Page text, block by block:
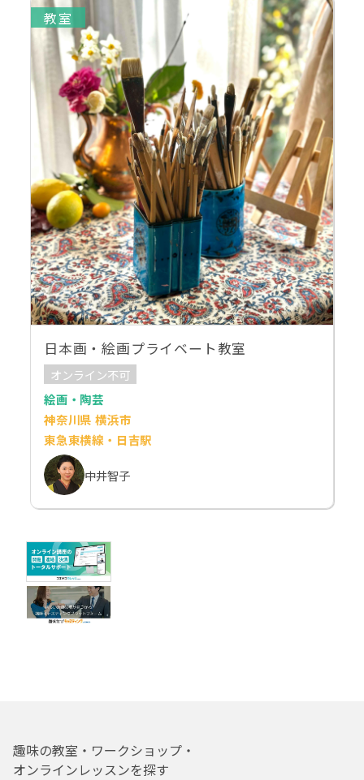
教室
日本画・絵画プライベート教室
オンライン不可
絵画・陶芸
神奈川県 横浜市
東急東横線・日吉駅
中井智子
趣味の教室・ワークショップ・
オンラインレッスンを探す